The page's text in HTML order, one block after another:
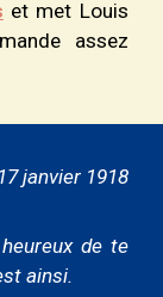
et met Louis
assez
janvier 1918
de te
ainsi.